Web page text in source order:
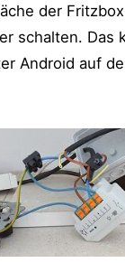
der
schalten. Das
Android auf